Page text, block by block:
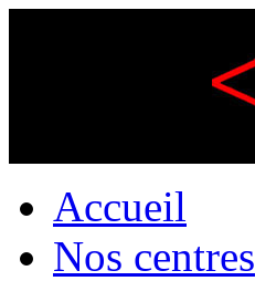
Accueil
Nos centres